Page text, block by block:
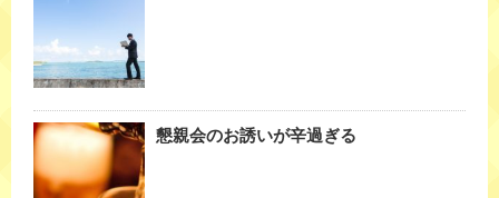
懇親会のお誘いが辛過ぎる